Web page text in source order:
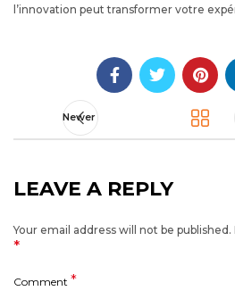
l’innovation peut transformer votre
Newer
LEAVE A REPLY
Your email address will not be published.
*
Comment *